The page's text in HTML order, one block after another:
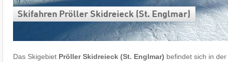
Skifahren Pröller Skidreieck (St. Englmar)
Das Skigebiet Pröller Skidreieck (St. Englmar) befindet sich in der